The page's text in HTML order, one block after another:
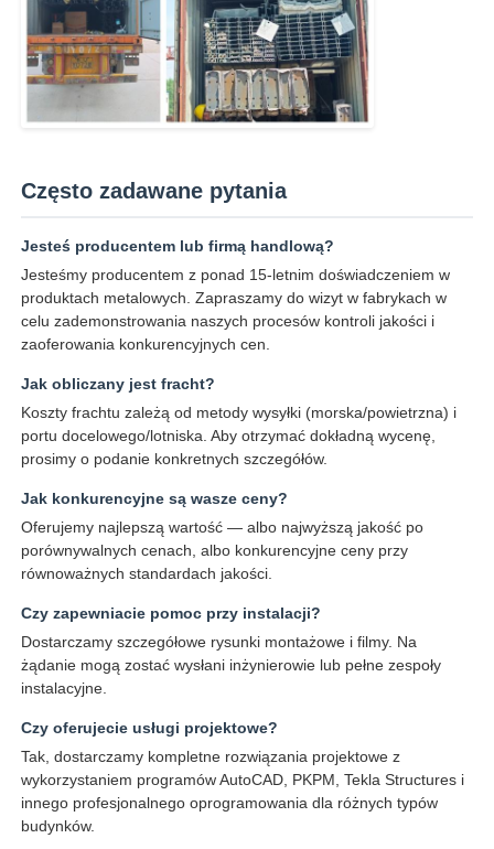
Często zadawane pytania
Jesteś producentem lub firmą handlową?
Jesteśmy producentem z ponad 15-letnim doświadczeniem w
produktach metalowych. Zapraszamy do wizyt w fabrykach w
celu zademonstrowania naszych procesów kontroli jakości i
zaoferowania konkurencyjnych cen.
Jak obliczany jest fracht?
Koszty frachtu zależą od metody wysyłki (morska/powietrzna) i
portu docelowego/lotniska. Aby otrzymać dokładną wycenę,
prosimy o podanie konkretnych szczegółów.
Jak konkurencyjne są wasze ceny?
Oferujemy najlepszą wartość — albo najwyższą jakość po
porównywalnych cenach, albo konkurencyjne ceny przy
równoważnych standardach jakości.
Czy zapewniacie pomoc przy instalacji?
Dostarczamy szczegółowe rysunki montażowe i filmy. Na
żądanie mogą zostać wysłani inżynierowie lub pełne zespoły
instalacyjne.
Czy oferujecie usługi projektowe?
Tak, dostarczamy kompletne rozwiązania projektowe z
wykorzystaniem programów AutoCAD, PKPM, Tekla Structures i
innego profesjonalnego oprogramowania dla różnych typów
budynków.